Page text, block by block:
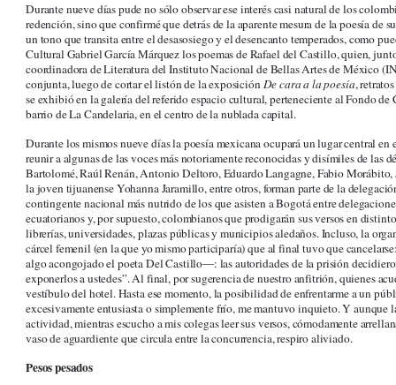
Durante nueve días pude no sólo observar ese interés casi natural de los
redención, sino que confirmé que detrás de la aparente mesura de la poesía de
un tono que transita entre el desasosiego y el desencanto temperados, como
Cultural Gabriel García Márquez los poemas de Rafael del Castillo, quien,
coordinadora de Literatura del Instituto Nacional de Bellas Artes de México
conjunta, luego de cortar el listón de la exposiciónDe cara a la poesía,
se exhibió en la galería del referido espacio cultural, perteneciente al Fondo
barrio de La Candelaria, en el centro de la nublada capital.
Durante los mismos nueve días la poesía mexicana ocupará un lugar central
reunir a algunas de las voces más notoriamente reconocidas y disímiles de las
Bartolomé, Raúl Renán, Antonio Deltoro, Eduardo Langagne, Fabio
la joven tijuanense Yohanna Jaramillo, entre otros, forman parte de la
contingente nacional más nutrido de los que asisten a Bogotá entre
ecuatorianos y, por supuesto, colombianos que prodigarán sus versos en
librerías, universidades, plazas públicas y municipios aledaños. Incluso, la
cárcel femenil (en la que yo mismo participaría) que al final tuvo que
algo acongojado el poeta Del Castillo―: las autoridades de la prisión
exponerlos a ustedes”. Al final, por sugerencia de nuestro anfitrión, quienes
vestíbulo del hotel. Hasta ese momento, la posibilidad de enfrentarme a un
excesivamente entusiasta o simplemente frío, me mantuvo inquieto. Y
actividad, mientras escucho a mis colegas leer sus versos, cómodamente
vaso de aguardiente que circula entre la concurrencia, respiro aliviado.
Pesos pesados